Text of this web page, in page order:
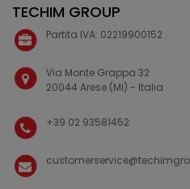
TECHIM GROUP
Partita IVA: 02219900152
Via Monte Grappa 32
20044 Arese (MI) - Italia
+39 02 93581452